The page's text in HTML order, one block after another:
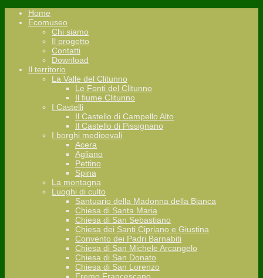
Home
Ecomuseo
Chi siamo
Il progetto
Contatti
Download
Il territorio
La Valle del Clitunno
Le Fonti del Clitunno
Il fiume Clitunno
I Castelli
Il Castello di Campello Alto
Il Castello di Pissignano
I borghi medioevali
Acera
Agliano
Pettino
Spina
La montagna
Luoghi di culto
Santuario della Madonna della Bianca
Chiesa di Santa Maria
Chiesa di San Sebastiano
Chiesa dei Santi Cipriano e Giustina
Convento dei Padri Barnabiti
Chiesa di San Michele Arcangelo
Chiesa di San Donato
Chiesa di San Lorenzo